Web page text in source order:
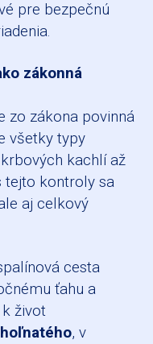
pre bezpečnú
zákonná
zo zákona povinná
všetky typy
kachlí až
tejto kontroly sa
aj celkový
cesta
ťahu a
život
, v